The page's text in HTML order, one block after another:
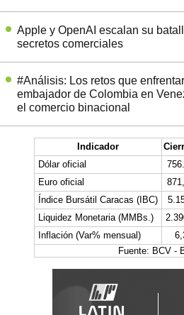
Apple y OpenAI escalan su
secretos comerciales
#Análisis: Los retos que
embajador de Colombia en
el comercio binacional
Indicador
Dólar oficial
Euro oficial
Índice Bursátil Caracas (IBC)
Liquidez Monetaria (MMBs.)
Inflación (Var% mensual)
Fuente: BCV -